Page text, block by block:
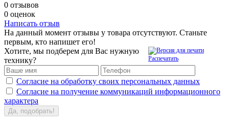
0 отзывов
0 оценок
Написать отзыв
На данный момент отзывы у товара отсутствуют. Станьте
первым, кто напишет его!
Распечатать
Хотите, мы подберем для Вас нужную
технику?
Согласие на обработку своих персональных данных
Согласие на получение коммуникаций информационного
характера
Да, подобрать!